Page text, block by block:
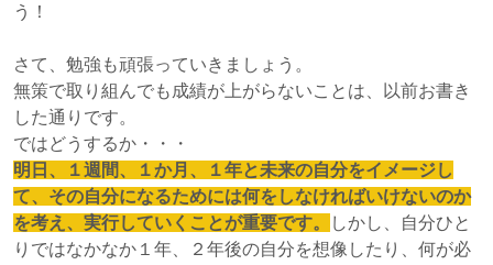
う！
さて、勉強も頑張っていきましょう。
無策で取り組んでも成績が上がらないことは、以前お書き
した通りです。
ではどうするか・・・
明日、１週間、１か月、１年と未来の自分をイメージし
て、その自分になるためには何をしなければいけないのか
を考え、実行していくことが重要です。
しかし、自分ひと
りではなかなか１年、２年後の自分を想像したり、何が必